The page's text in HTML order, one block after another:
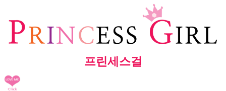
프린세스걸